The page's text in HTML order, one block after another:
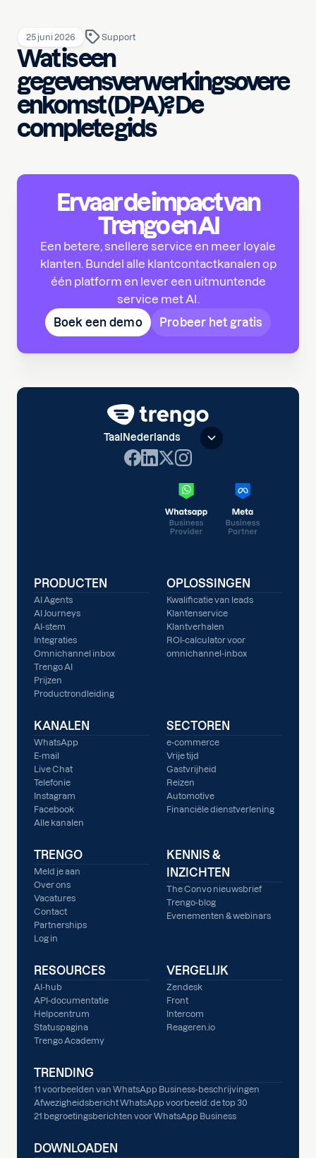
25 juni 2026 Support
Wat is een
gegevensverwerkingsovere
enkomst (DPA)? De
complete gids
Ervaar de impact van
Trengo en AI
Een betere, snellere service en meer loyale
klanten. Bundel alle klantcontactkanalen op
één platform en lever een uitmuntende
service met AI.
Boek een demo
Probeer het gratis
Taal Nederlands
PRODUCTEN
AI Agents
AI Journeys
AI-stem
Integraties
Omnichannel inbox
Trengo AI
Prijzen
Productrondleiding
OPLOSSINGEN
Kwalificatie van leads
Klantenservice
Klantverhalen
ROI-calculator voor
omnichannel-inbox
KANALEN
WhatsApp
E-mail
Live Chat
Telefonie
Instagram
Facebook
Alle kanalen
SECTOREN
e-commerce
Vrije tijd
Gastvrijheid
Reizen
Automotive
Financiële dienstverlening
TRENGO
Meld je aan
Over ons
Vacatures
Contact
Partnerships
Log in
KENNIS &
INZICHTEN
The Convo nieuwsbrief
Trengo-blog
Evenementen & webinars
RESOURCES
AI-hub
API-documentatie
Helpcentrum
Statuspagina
Trengo Academy
VERGELIJK
Zendesk
Front
Intercom
Reageren.io
TRENDING
11 voorbeelden van WhatsApp Business-beschrijvingen
Afwezigheidsbericht WhatsApp voorbeeld: de top 30
21 begroetingsberichten voor WhatsApp Business
DOWNLOADEN